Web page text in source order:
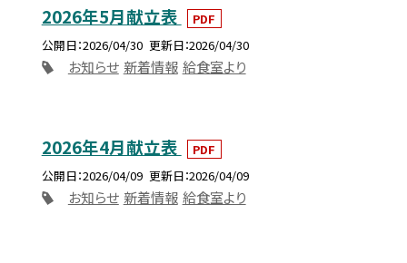
2026年5月献立表
PDF
公開日 2026/04/30 更新日 2026/04/30
お知らせ 新着情報 給食室より
2026年4月献立表
PDF
公開日 2026/04/09 更新日 2026/04/09
お知らせ 新着情報 給食室より